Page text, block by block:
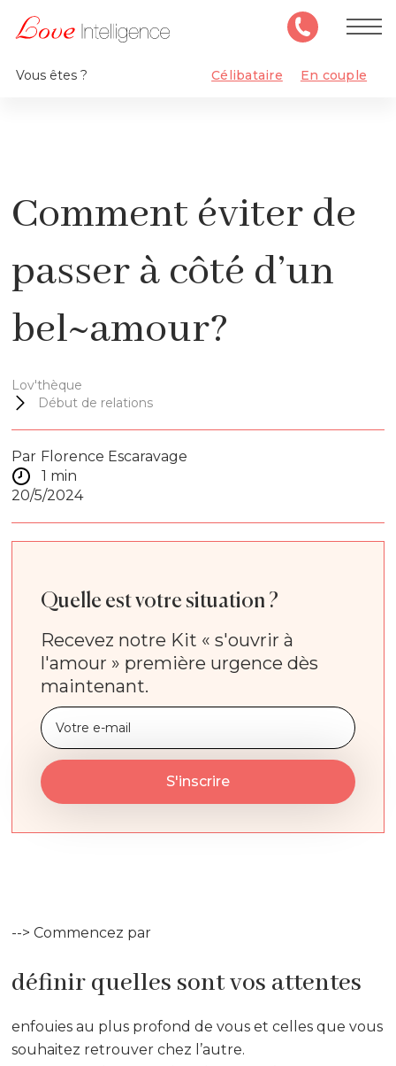
Vous êtes ? Célibataire En couple
Comment éviter de
passer à côté d’un
bel~amour?
Lov'thèque
Début de relations
Par Florence Escaravage
1 min
20/5/2024
Quelle est votre situation ?
Recevez notre Kit « s'ouvrir à
l'amour » première urgence dès
maintenant.
--> Commencez par
définir quelles sont vos attentes
enfouies au plus profond de vous et celles que vous
souhaitez retrouver chez l’autre.